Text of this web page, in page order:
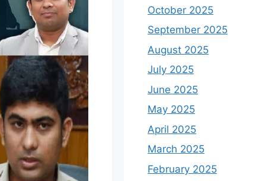
October 2025
September 2025
August 2025
July 2025
June 2025
May 2025
April 2025
March 2025
February 2025